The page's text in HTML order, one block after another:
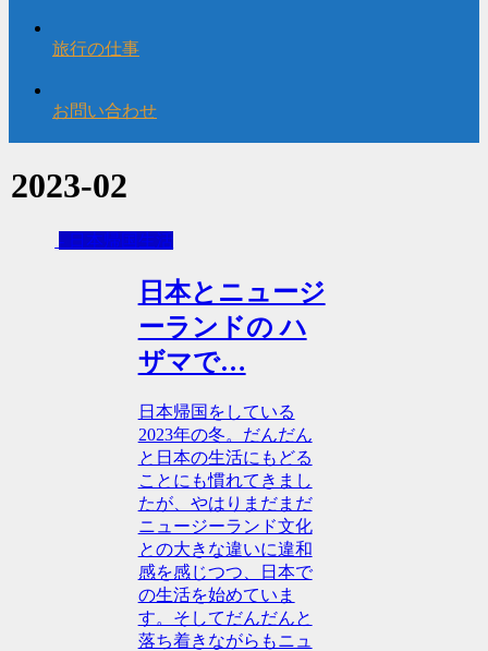
旅行の仕事
お問い合わせ
2023-02
- 日本帰国生活
日本とニュージ
ーランドの ハ
ザマで…
日本帰国をしている
2023年の冬。だんだん
と日本の生活にもどる
ことにも慣れてきまし
たが、やはりまだまだ
ニュージーランド文化
との大きな違いに違和
感を感じつつ、日本で
の生活を始めていま
す。そしてだんだんと
落ち着きながらもニュ